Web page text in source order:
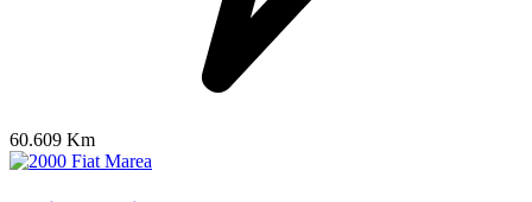
60.609 Km